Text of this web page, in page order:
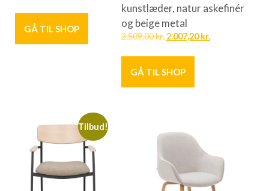
GÅ TIL SHOP
kunstlæder, natur askefinér
og beige metal
2.509,00kr. 2.007,20kr.
GÅ TIL SHOP
Tilbud!